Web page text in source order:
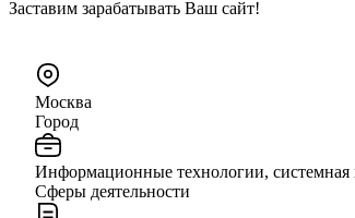
Заставим зарабатывать Ваш сайт!
Москва
Город
Информационные технологии,
Сферы деятельности